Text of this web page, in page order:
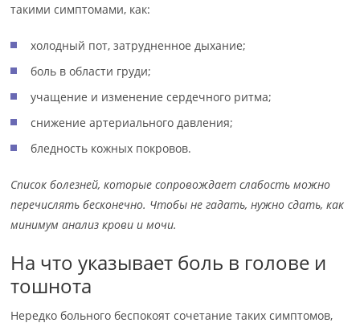
такими симптомами, как:
холодный пот, затрудненное дыхание;
боль в области груди;
учащение и изменение сердечного ритма;
снижение артериального давления;
бледность кожных покровов.
Список болезней, которые сопровождает слабость можно
перечислять бесконечно. Чтобы не гадать, нужно сдать, как
минимум анализ крови и мочи.
На что указывает боль в голове и
тошнота
Нередко больного беспокоят сочетание таких симптомов,